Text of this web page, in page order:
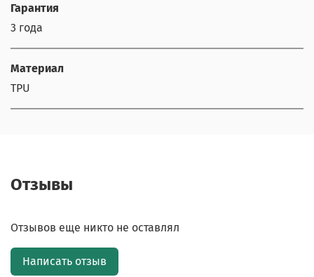
Гарантия
3 года
Материал
TPU
Отзывы
Отзывов еще никто не оставлял
Написать отзыв